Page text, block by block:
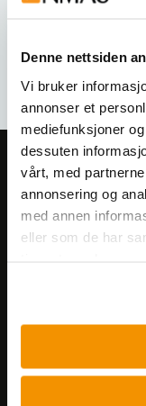
Denne nettsiden
Vi bruker
annonser et
mediefunksjoner
dessuten
vårt, med
annonsering og
med annen
eller som de har
Meld deg
Få